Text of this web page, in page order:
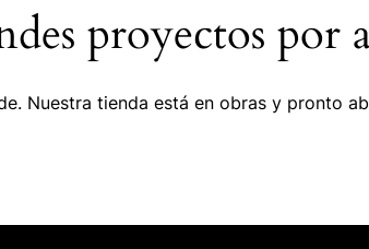
proyectos por
Nuestra tienda está en obras y pronto